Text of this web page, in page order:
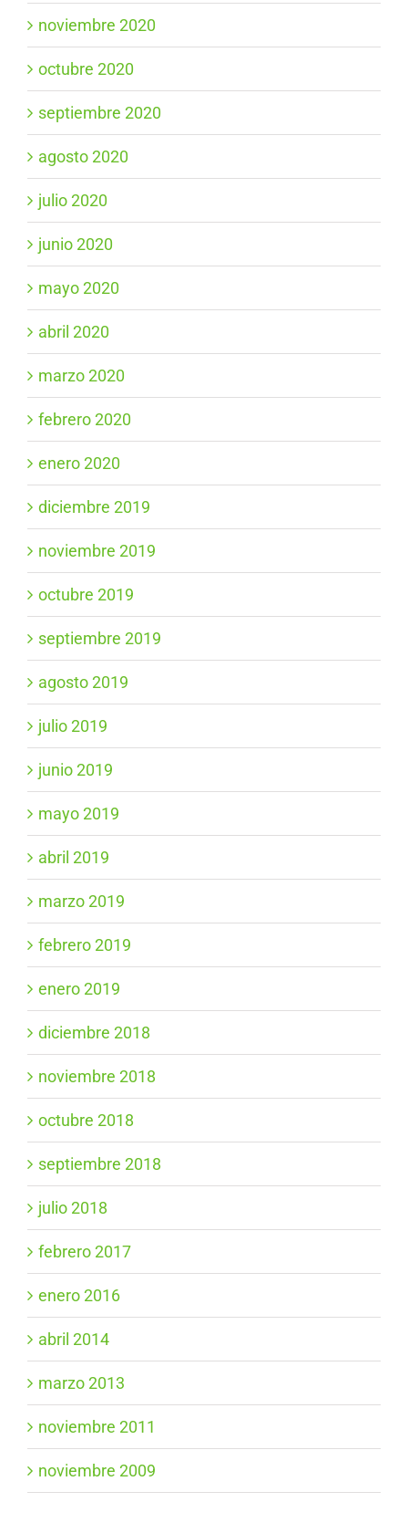
noviembre 2020
octubre 2020
septiembre 2020
agosto 2020
julio 2020
junio 2020
mayo 2020
abril 2020
marzo 2020
febrero 2020
enero 2020
diciembre 2019
noviembre 2019
octubre 2019
septiembre 2019
agosto 2019
julio 2019
junio 2019
mayo 2019
abril 2019
marzo 2019
febrero 2019
enero 2019
diciembre 2018
noviembre 2018
octubre 2018
septiembre 2018
julio 2018
febrero 2017
enero 2016
abril 2014
marzo 2013
noviembre 2011
noviembre 2009